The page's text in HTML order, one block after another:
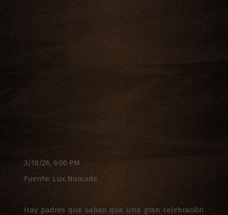
3/18/26, 6:00 PM
Fuente: Lux Nomade
Hay padres que saben que una gran celebración